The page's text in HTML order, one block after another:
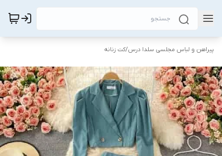
پیراهن و لباس مجلسی سلدا درس/کت زنانه